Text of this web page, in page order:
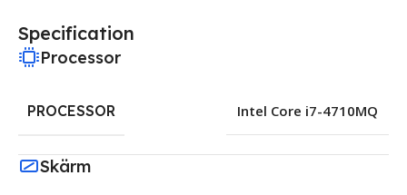
Specification
Processor
PROCESSOR Intel Core i7-4710MQ
Skärm